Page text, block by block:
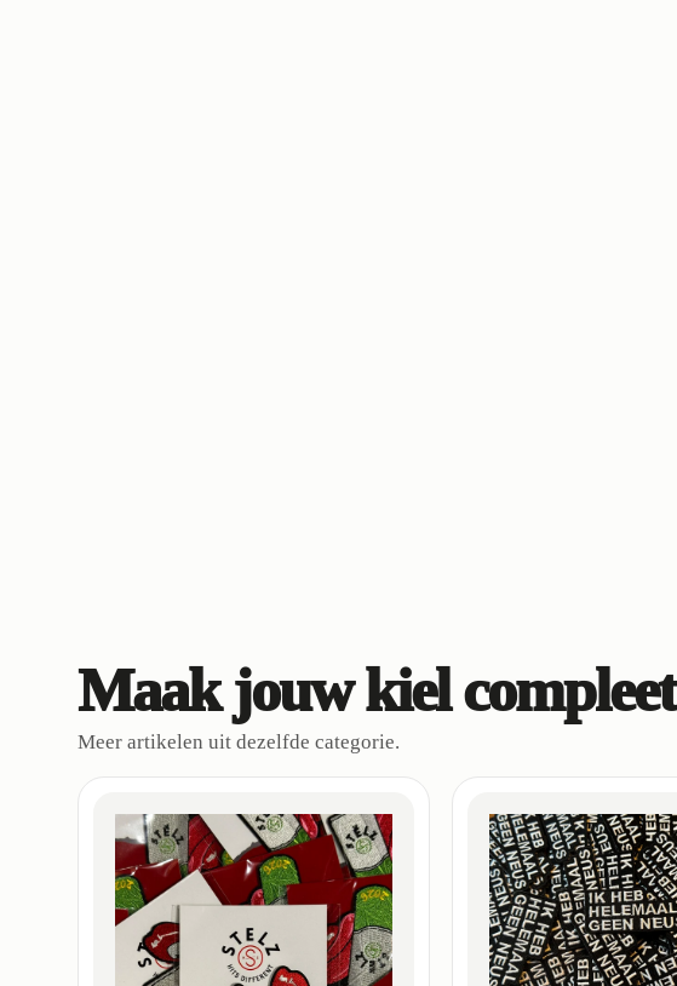
Maak jouw kiel compleet
Meer artikelen uit dezelfde categorie.